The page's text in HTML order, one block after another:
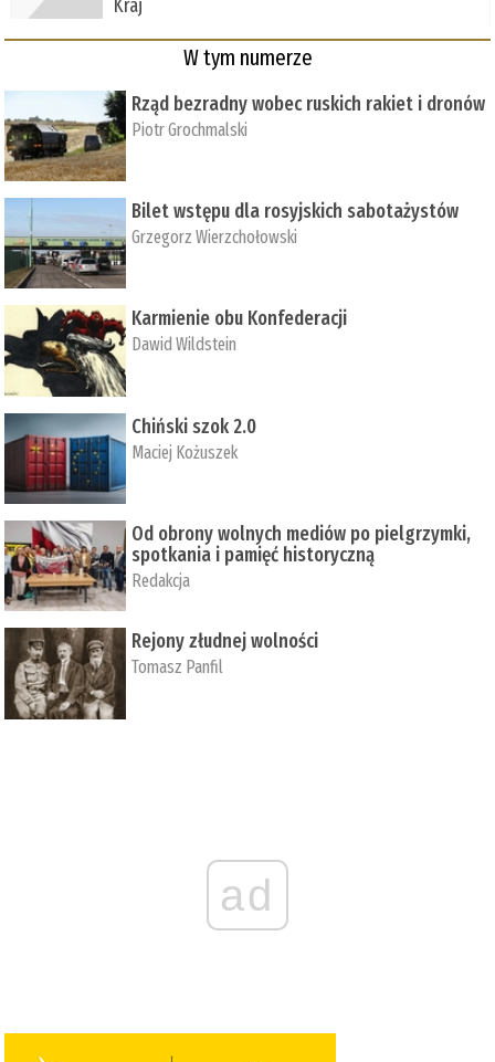
Kraj
W tym numerze
Rząd bezradny wobec ruskich rakiet i dronów
Piotr Grochmalski
Bilet wstępu dla rosyjskich sabotażystów
Grzegorz Wierzchołowski
Karmienie obu Konfederacji
Dawid Wildstein
Chiński szok 2.0
Maciej Kożuszek
Od obrony wolnych mediów po pielgrzymki,
spotkania i pamięć historyczną
Redakcja
Rejony złudnej wolności
Tomasz Panfil
ad